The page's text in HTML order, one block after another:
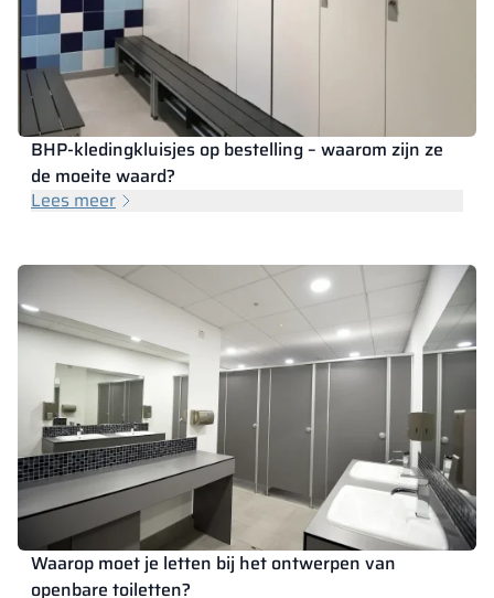
BHP-kledingkluisjes op bestelling – waarom zijn ze
de moeite waard?
Lees meer
Waarop moet je letten bij het ontwerpen van
openbare toiletten?